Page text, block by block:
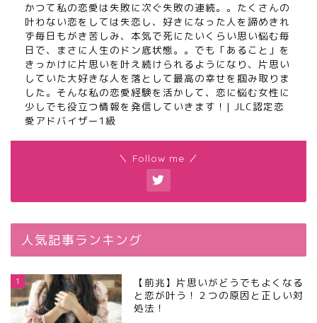
かつて私の恋愛は失敗に次ぐ失敗の連続。。たくさんの
叶わない恋をしては失恋し、好きになった人を諦めきれ
ず毎日もがき苦しみ、本気で死にたいくらい思い悩む毎
日で、まさに人生のドン底状態。。でも「あること」を
きっかけに片思いを叶え続けられるようになり、片思い
していた大好きな人を落として最高の幸せを掴み取りま
した。そんな私の恋愛経験を活かして、恋に悩む女性に
少しでも役立つ情報を発信していきます！| JLC認定恋
愛アドバイザー1級
＼ Follow me ／
人気記事ランキング
1
【前兆】片思いがどうでもよくなる
と恋が叶う！２つの原因と正しい対
処法！